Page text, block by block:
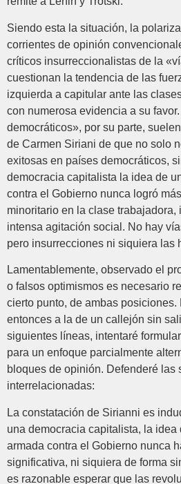
Siendo esta la situación, la
corrientes de opinión
críticos insurreccionalistas de la
cuestionan la tendencia de las
izquierda a capitular ante las
con numerosa evidencia a su
democráticos», por su parte,
de Carmen Siriani de que no solo
exitosas en países democráticos,
democracia capitalista la idea de
contra el Gobierno nunca logró
minoritario en la clase trabajadora,
intensa agitación social. No hay
pero insurrecciones ni siquiera las
Lamentablemente, observado el
o falsos optimismos es necesario
cierto punto, de ambas
entonces a la de un callejón sin
siguientes líneas, intentaré
para un enfoque parcialmente
bloques de opinión. Defenderé las
interrelacionadas:
La constatación de Sirianni es
una democracia capitalista, la idea
armada contra el Gobierno nunca
significativa, ni siquiera de forma
es razonable esperar que las